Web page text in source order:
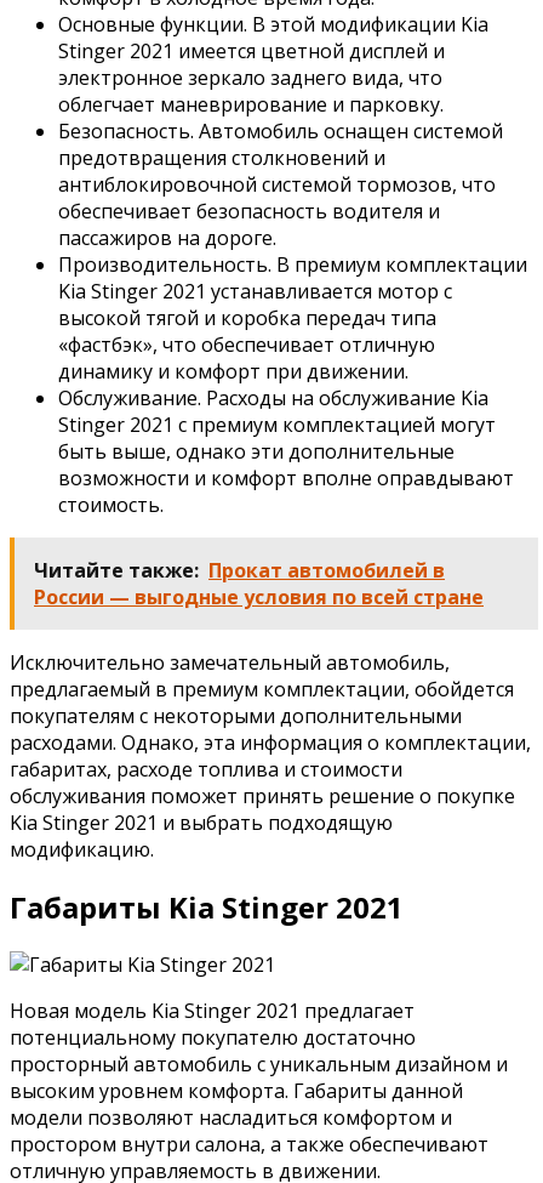
Основные функции. В этой модификации Kia
Stinger 2021 имеется цветной дисплей и
электронное зеркало заднего вида, что
облегчает маневрирование и парковку.
Безопасность. Автомобиль оснащен системой
предотвращения столкновений и
антиблокировочной системой тормозов, что
обеспечивает безопасность водителя и
пассажиров на дороге.
Производительность. В премиум комплектации
Kia Stinger 2021 устанавливается мотор с
высокой тягой и коробка передач типа
«фастбэк», что обеспечивает отличную
динамику и комфорт при движении.
Обслуживание. Расходы на обслуживание Kia
Stinger 2021 с премиум комплектацией могут
быть выше, однако эти дополнительные
возможности и комфорт вполне оправдывают
стоимость.
Читайте также: Прокат автомобилей в
России — выгодные условия по всей стране
Исключительно замечательный автомобиль,
предлагаемый в премиум комплектации, обойдется
покупателям с некоторыми дополнительными
расходами. Однако, эта информация о комплектации,
габаритах, расходе топлива и стоимости
обслуживания поможет принять решение о покупке
Kia Stinger 2021 и выбрать подходящую
модификацию.
Габариты Kia Stinger 2021
Новая модель Kia Stinger 2021 предлагает
потенциальному покупателю достаточно
просторный автомобиль с уникальным дизайном и
высоким уровнем комфорта. Габариты данной
модели позволяют насладиться комфортом и
простором внутри салона, а также обеспечивают
отличную управляемость в движении.